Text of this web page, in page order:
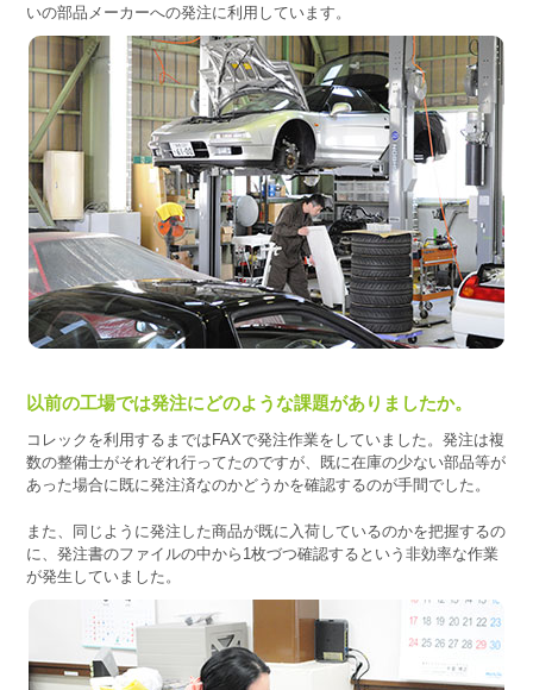
いの部品メーカーへの発注に利用しています。
以前の工場では発注にどのような課題がありましたか。
コレックを利用するまではFAXで発注作業をしていました。発注は複
数の整備士がそれぞれ行ってたのですが、既に在庫の少ない部品等が
あった場合に既に発注済なのかどうかを確認するのが手間でした。
また、同じように発注した商品が既に入荷しているのかを把握するの
に、発注書のファイルの中から1枚づつ確認するという非効率な作業
が発生していました。